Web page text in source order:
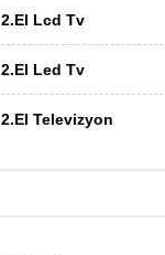
2.El Lcd Tv
2.El Led Tv
2.El Televizyon